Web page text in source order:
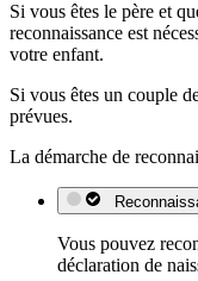
Si vous êtes le père et
reconnaissance est
votre enfant.
Si vous êtes un couple
prévues.
La démarche de
Vous pouvez
déclaration de